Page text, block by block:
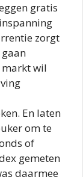
gratis
zorgt
markt wil
En laten
om te
of
gemeten
daarmee